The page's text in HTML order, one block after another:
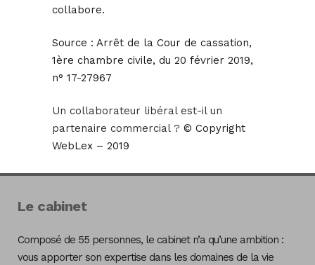
collabore.
Source : Arrêt de la Cour de cassation,
1ère chambre civile, du 20 février 2019,
n° 17-27967
Un collaborateur libéral est-il un
partenaire commercial ? © Copyright
WebLex – 2019
Le cabinet
Composé de 55 personnes, le cabinet n’a qu’une ambition :
vous apporter son expertise dans les domaines de la vie